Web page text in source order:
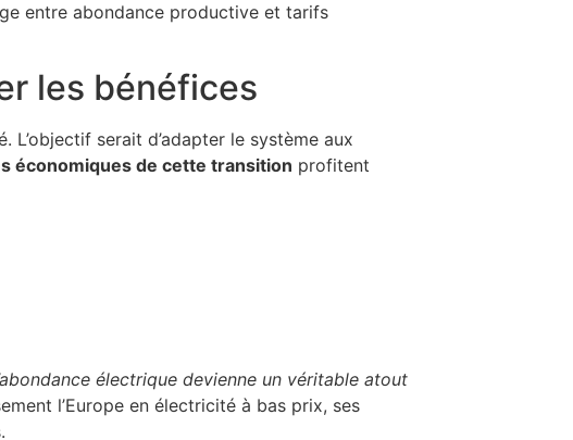
entre abondance productive et tarifs
les bénéfices
serait d’adapter le système aux
économiques de cette transition profitent
électrique devienne un véritable atout
l’Europe en électricité à bas prix, ses